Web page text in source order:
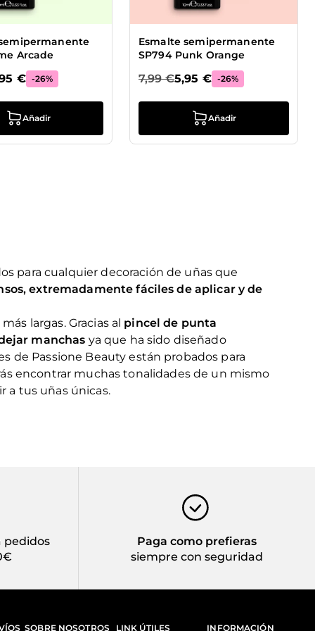
Arcade
€ -26%
Añadir
Esmalte semipermanente
SP794 Punk Orange
7,99 €5,95 € -26%
Añadir
para cualquier decoración de uñas que
extremadamente fáciles de aplicar y de
largas. Gracias al pincel de punta
manchas ya que ha sido diseñado
de Passione Beauty están probados para
encontrar muchas tonalidades de un mismo
a tus uñas únicas.
pedidos
Paga como prefieras
siempre con seguridad
SOBRE NOSOTROS LINK ÚTILES INFORMACIÓN